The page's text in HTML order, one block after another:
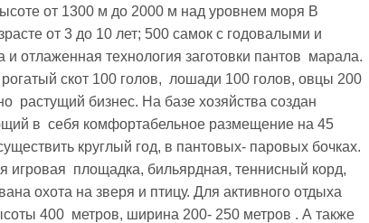
от 1300 м до 2000 м над уровнем моря В
от 3 до 10 лет; 500 самок с годовалыми и
отлаженная технология заготовки пантов  марала.
скот 100 голов,  лошади 100 голов, овцы 200
растущий бизнес. На базе хозяйства создан
в  себя комфортабельное размещение на 45
круглый год, в пантовых- паровых бочках.
игровая  площадка, бильярдная, теннисный корд,
охота на зверя и птицу. Для активного отдыха
400  метров, ширина 200- 250 метров . А также